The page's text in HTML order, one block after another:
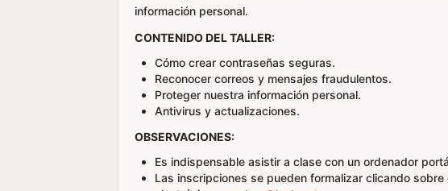
información personal.
CONTENIDO DEL TALLER:
Cómo crear contraseñas seguras.
Reconocer correos y mensajes fraudulentos.
Proteger nuestra información personal.
Antivirus y actualizaciones.
OBSERVACIONES:
Es indispensable asistir a clase con un ordenador
Las inscripciones se pueden formalizar clicando sobre